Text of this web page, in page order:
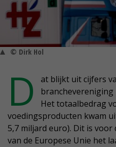
© Dirk Hol
D
at blijkt uit cijfers
branchevereniging
Het totaalbedrag
voedingsproducten kwam
5,7 miljard euro). Dit is
van de Europese Unie het